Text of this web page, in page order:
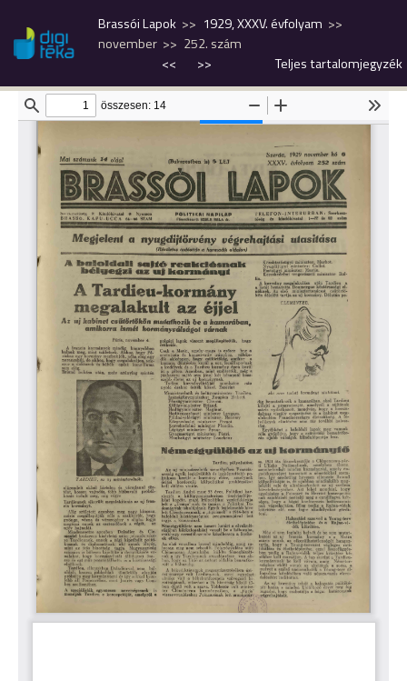
Brassói Lapok
1929, XXXV. évfolyam
november
252. szám
<<
>> Teljes tartalomjegyzék